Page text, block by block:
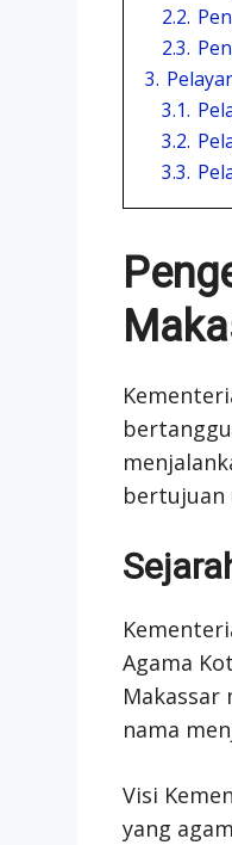
2.2.
2.3.
3.
3.1.
3.2.
3.3.
bertujuan
Agama
nama
Visi
yang